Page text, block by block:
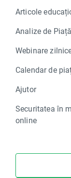
Articole
Analize de Piață
Webinare
Calendar de
Ajutor
Securitatea în
online